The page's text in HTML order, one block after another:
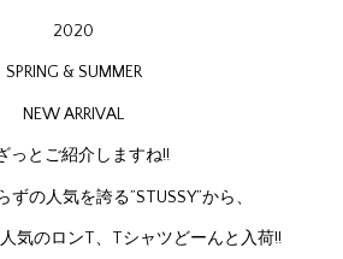
2020
SPRING & SUMMER
NEW ARRIVAL
っとご紹介しますね!!
の人気を誇る”STUSSY”から、
気のロンT、Tシャツどーんと入荷!!